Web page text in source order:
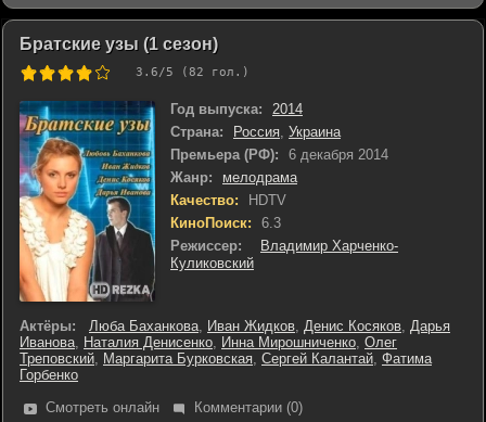
Братские узы (1 сезон)
3.6/5 (82 гол.)
Год выпуска:
2014
Страна:
Россия, Украина
Премьера (РФ):
6 декабря 2014
Жанр:
мелодрама
Качество:
HDTV
КиноПоиск:
6.3
Режиссер:
Владимир Харченко-
Куликовский
Актёры: Люба Баханкова, Иван Жидков, Денис Косяков, Дарья
Иванова, Наталия Денисенко, Инна Мирошниченко, Олег
Треповский, Маргарита Бурковская, Сергей Калантай, Фатима
Горбенко
Смотреть онлайн
Комментарии (0)